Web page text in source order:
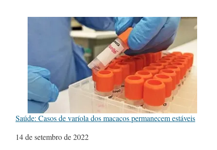
Saúde: Casos de varíola dos macacos permanecem estáveis
Data
14 de setembro de 2022